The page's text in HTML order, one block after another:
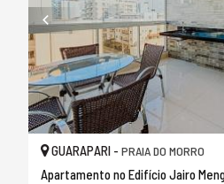
GUARAPARI - PRAIA DO MORRO
Apartamento no Edifício Jairo